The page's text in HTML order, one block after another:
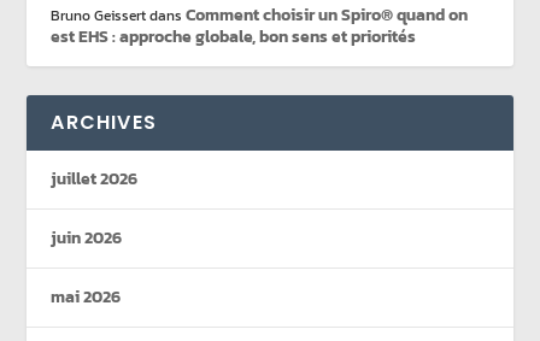
Bruno GeissertdansComment choisir un Spiro® quand on
est EHS : approche globale, bon sens et priorités
ARCHIVES
juillet 2026
juin 2026
mai 2026